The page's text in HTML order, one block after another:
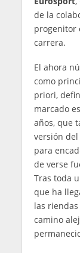
de la
progenitor
carrera.
El ahora
como
priori,
marcado
años, que
versión
para
de verse
Tras toda
que ha
las
camino